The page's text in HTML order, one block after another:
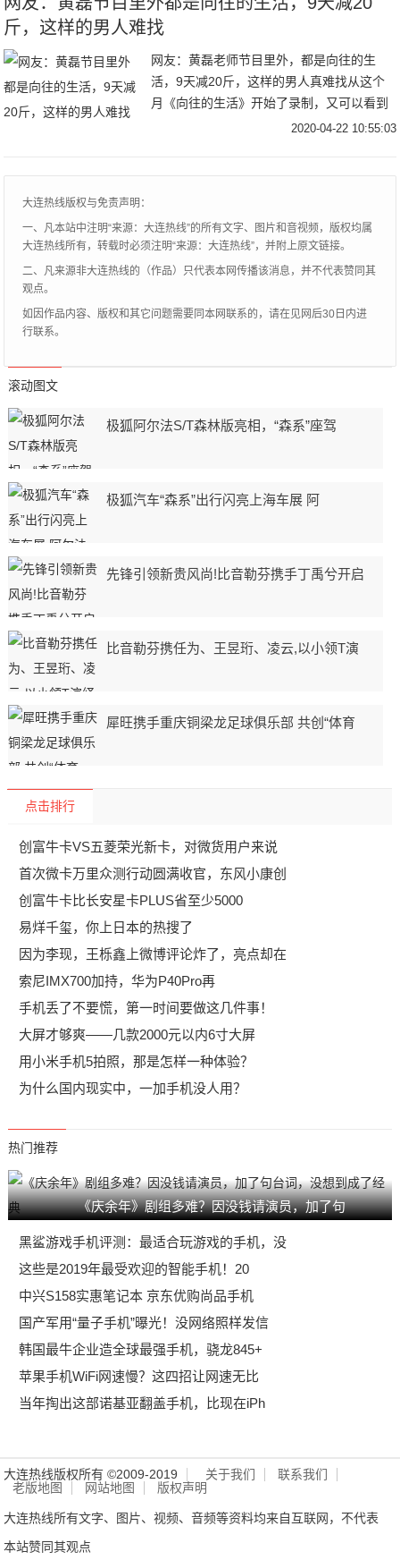
斤，这样的男人难找
网友：黄磊老师节目里外，都是向往的生
活，9天减20斤，这样的男人真难找从这个
月《向往的生活》开始了录制，又可以看到
黄磊老师在厨房忙碌的身影了。用黄老师的
2020-04-22 10:55:03
大连热线版权与免责声明：
一、凡本站中注明“来源：大连热线”的所有文字、图片和音视频，版权均属
大连热线所有，转载时必须注明“来源：大连热线”，并附上原文链接。
二、凡来源非大连热线的（作品）只代表本网传播该消息，并不代表赞同其
观点。
如因作品内容、版权和其它问题需要同本网联系的，请在见网后30日内进
行联系。
滚动图文
极狐阿尔法S/T森林版亮相，“森系”座驾
极狐汽车“森系”出行闪亮上海车展 阿
先锋引领新贵风尚!比音勒芬携手丁禹兮开启
比音勒芬携任为、王昱珩、凌云,以小领T演
犀旺携手重庆铜梁龙足球俱乐部 共创“体育
点击排行
创富牛卡VS五菱荣光新卡，对微货用户来说
首次微卡万里众测行动圆满收官，东风小康创
创富牛卡比长安星卡PLUS省至少5000
易烊千玺，你上日本的热搜了
因为李现，王栎鑫上微博评论炸了，亮点却在
索尼IMX700加持，华为P40Pro再
手机丢了不要慌，第一时间要做这几件事！
大屏才够爽——几款2000元以内6寸大屏
用小米手机5拍照，那是怎样一种体验？
为什么国内现实中，一加手机没人用？
热门推荐
《庆余年》剧组多难？因没钱请演员，加了句
黑鲨游戏手机评测：最适合玩游戏的手机，没
这些是2019年最受欢迎的智能手机！20
中兴S158实惠笔记本 京东优购尚品手机
国产军用“量子手机”曝光！没网络照样发信
韩国最牛企业造全球最强手机，骁龙845+
苹果手机WiFi网速慢？这四招让网速无比
当年掏出这部诺基亚翻盖手机，比现在iPh
大连热线版权所有 ©2009-2019 关于我们
联系我们
老版地图
网站地图 版权声明
大连热线所有文字、图片、视频、音频等资料均来自互联网，不代表
本站赞同其观点